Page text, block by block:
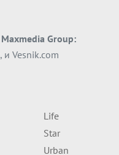
Вечер тема
АТОМСКО ДОМИНО НА
ИСТОК
Обвинувањето кон Русија го
Блискиот Исток со
Maxmedia Group:
, и Vesnik.com
Life
Star
Urban